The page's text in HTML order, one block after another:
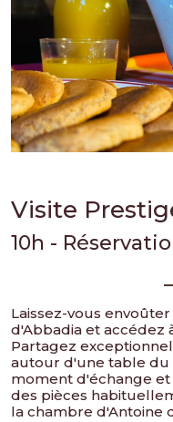
Visite
10h -
Laissez-vous
d'Abbadia et accédez
Partagez
autour d'une table du
moment d'échange
des pièces
la chambre d'Antoine